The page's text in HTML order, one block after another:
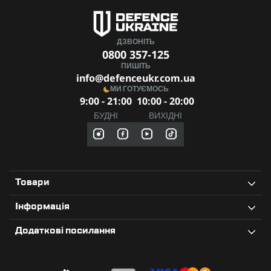
ДЗВОНІТЬ
0800 357-125
ПИШІТЬ
info@defenceukr.com.ua
МИ ГОТУЄМОСЬ
9:00 - 21:00
БУДНІ
10:00 - 20:00
ВИХІДНІ
Товари
Інформація
Додаткові посилання